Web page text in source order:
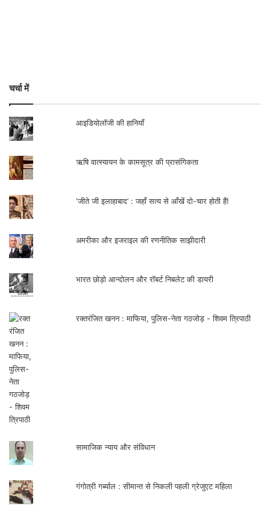
चर्चा में
आइडियोलॉजी की हानियाँ
ऋषि वात्स्यायन के कामसूत्र की प्रासंगिकता
‘जीते जी इलाहाबाद’ : जहाँ सत्य से आँखें दो-चार होती हैं!
अमरीका और इजराइल की रणनीतिक साझीदारी
भारत छोड़ो आन्दोलन और रॉबर्ट निबलेट की डायरी
रक्तरंजित खनन : माफिया, पुलिस-नेता गठजोड़ - शिवम त्रिपाठी
सामाजिक न्याय और संविधान
गंगोत्री गर्ब्याल : सीमान्त से निकली पहली ग्रेजुएट महिला